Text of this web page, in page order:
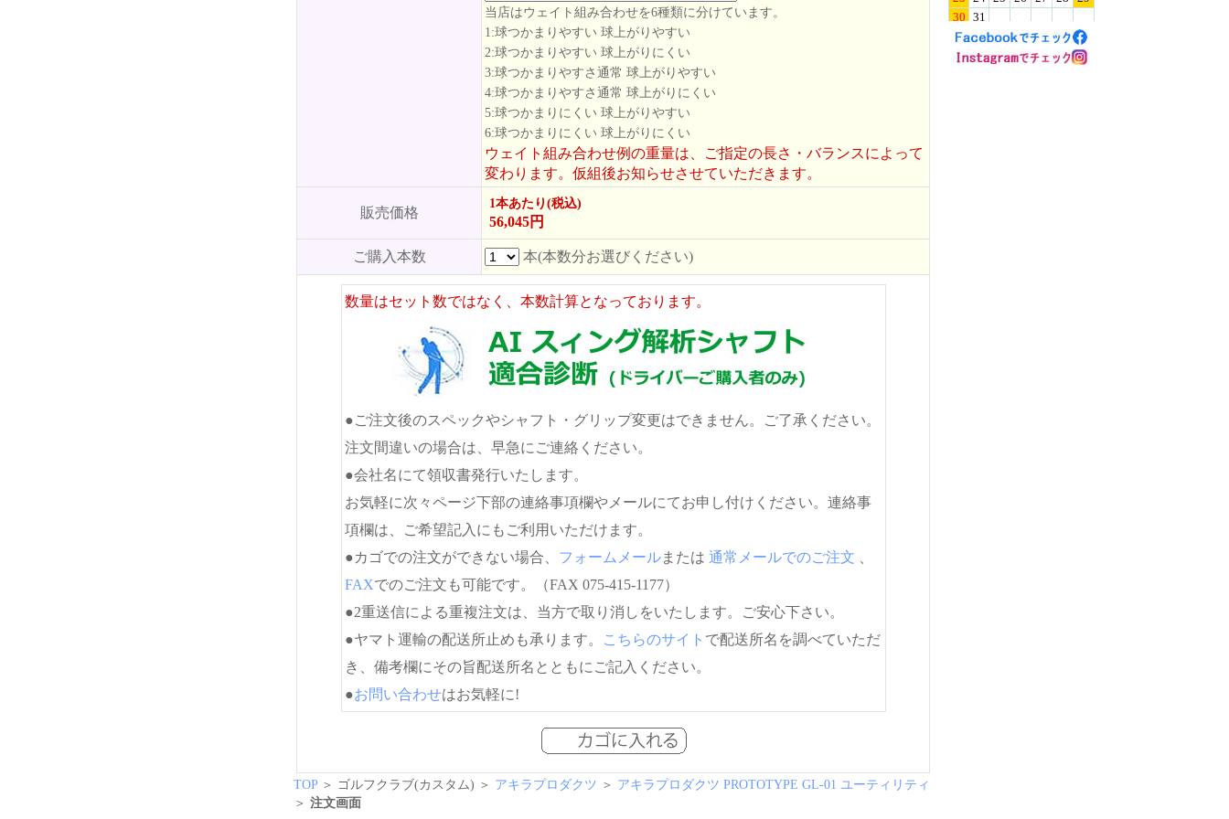
当店はウェイト組み合わせを6種類に分けています。
1:球つかまりやすい 球上がりやすい
2:球つかまりやすい 球上がりにくい
3:球つかまりやすさ通常 球上がりやすい
4:球つかまりやすさ通常 球上がりにくい
5:球つかまりにくい 球上がりやすい
6:球つかまりにくい 球上がりにくい
ウェイト組み合わせ例の重量は、ご指定の長さ・バランスによって
変わります。仮組後お知らせさせていただきます。
販売価格
1本あたり(税込)
56,045円
ご購入本数 本(本数分お選びください)
数量はセット数ではなく、本数計算となっております。
●ご注文後のスペックやシャフト・グリップ変更はできません。ご了承ください。
注文間違いの場合は、早急にご連絡ください。
●会社名にて領収書発行いたします。
お気軽に次々ページ下部の連絡事項欄やメールにてお申し付けください。連絡事
項欄は、ご希望記入にもご利用いただけます。
●カゴでの注文ができない場合、 フォームメールまたは 通常メールでのご注文
FAXでのご注文も可能です。（FAX 075-415-1177）
●2重送信による重複注文は、当方で取り消しをいたします。ご安心下さい。
●ヤマト運輸の配送所止めも承ります。
こちらのサイト で配送所名を調べていただ
き、備考欄にその旨配送所名とともにご記入ください。
●お問い合わせはお気軽に!
TOP ＞ ゴルフクラブ(カスタム) ＞ アキラプロダクツ ＞ アキラプロダクツ PROTOTYPE GL-01 ユーティリティ
＞ 注文画面